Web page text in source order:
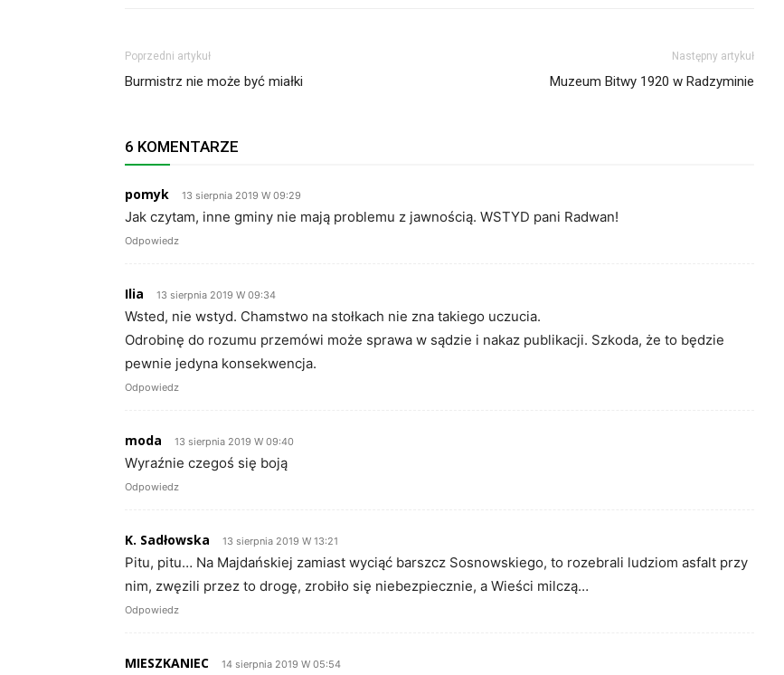
Poprzedni artykuł
Burmistrz nie może być miałki
Następny artykuł
Muzeum Bitwy 1920 w Radzyminie
6 KOMENTARZE
pomyk 13 sierpnia 2019 W 09:29
Jak czytam, inne gminy nie mają problemu z jawnością. WSTYD pani Radwan!
Odpowiedz
Ilia 13 sierpnia 2019 W 09:34
Wsted, nie wstyd. Chamstwo na stołkach nie zna takiego uczucia.
Odrobinę do rozumu przemówi może sprawa w sądzie i nakaz publikacji. Szkoda, że to będzie
pewnie jedyna konsekwencja.
Odpowiedz
moda 13 sierpnia 2019 W 09:40
Wyraźnie czegoś się boją
Odpowiedz
K. Sadłowska 13 sierpnia 2019 W 13:21
Pitu, pitu… Na Majdańskiej zamiast wyciąć barszcz Sosnowskiego, to rozebrali ludziom asfalt przy
nim, zwęzili przez to drogę, zrobiło się niebezpiecznie, a Wieści milczą…
Odpowiedz
MIESZKANIEC 14 sierpnia 2019 W 05:54